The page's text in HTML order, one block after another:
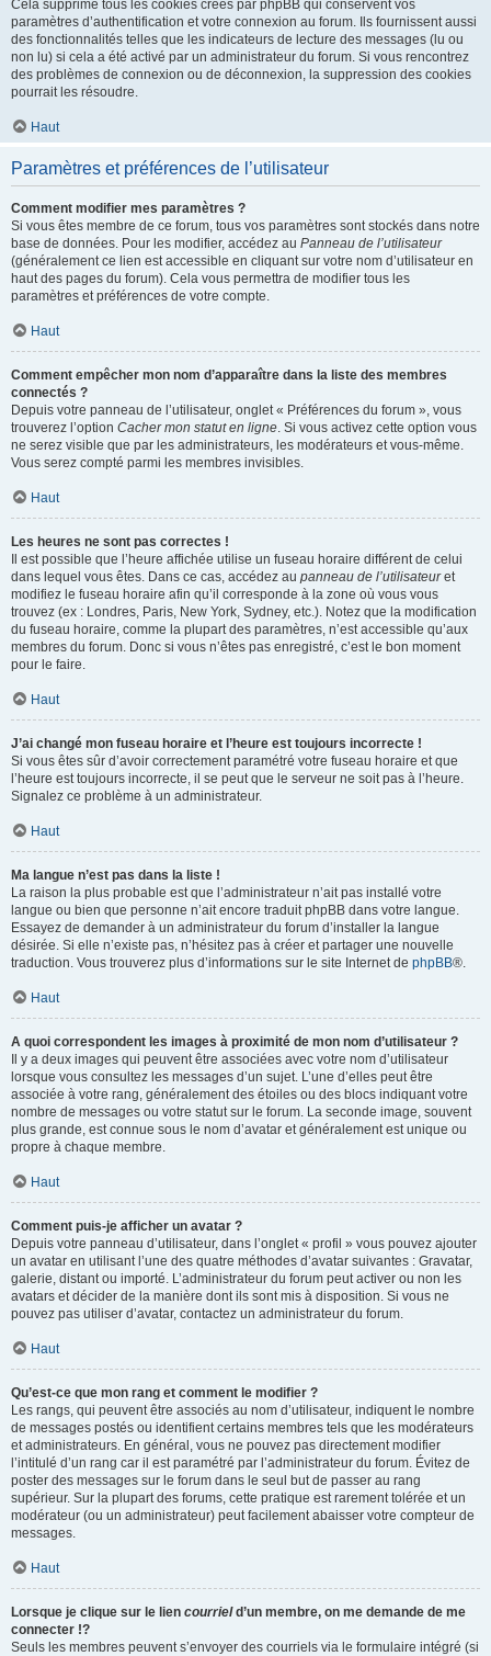
Cela supprime tous les cookies créés par phpBB qui conservent vos
paramètres d’authentification et votre connexion au forum. Ils fournissent aussi
des fonctionnalités telles que les indicateurs de lecture des messages (lu ou
non lu) si cela a été activé par un administrateur du forum. Si vous rencontrez
des problèmes de connexion ou de déconnexion, la suppression des cookies
pourrait les résoudre.
Haut
Paramètres et préférences de l’utilisateur
Comment modifier mes paramètres ?
Si vous êtes membre de ce forum, tous vos paramètres sont stockés dans notre
base de données. Pour les modifier, accédez au Panneau de l’utilisateur
(généralement ce lien est accessible en cliquant sur votre nom d’utilisateur en
haut des pages du forum). Cela vous permettra de modifier tous les
paramètres et préférences de votre compte.
Haut
Comment empêcher mon nom d’apparaître dans la liste des membres
connectés ?
Depuis votre panneau de l’utilisateur, onglet « Préférences du forum », vous
trouverez l’option Cacher mon statut en ligne. Si vous activez cette option vous
ne serez visible que par les administrateurs, les modérateurs et vous-même.
Vous serez compté parmi les membres invisibles.
Haut
Les heures ne sont pas correctes !
Il est possible que l’heure affichée utilise un fuseau horaire différent de celui
dans lequel vous êtes. Dans ce cas, accédez au panneau de l’utilisateuret
modifiez le fuseau horaire afin qu’il corresponde à la zone où vous vous
trouvez (ex : Londres, Paris, New York, Sydney, etc.). Notez que la modification
du fuseau horaire, comme la plupart des paramètres, n’est accessible qu’aux
membres du forum. Donc si vous n’êtes pas enregistré, c’est le bon moment
pour le faire.
Haut
J’ai changé mon fuseau horaire et l’heure est toujours incorrecte !
Si vous êtes sûr d’avoir correctement paramétré votre fuseau horaire et que
l’heure est toujours incorrecte, il se peut que le serveur ne soit pas à l’heure.
Signalez ce problème à un administrateur.
Haut
Ma langue n’est pas dans la liste !
La raison la plus probable est que l’administrateur n’ait pas installé votre
langue ou bien que personne n’ait encore traduit phpBB dans votre langue.
Essayez de demander à un administrateur du forum d’installer la langue
désirée. Si elle n’existe pas, n’hésitez pas à créer et partager une nouvelle
traduction. Vous trouverez plus d’informations sur le site Internet de phpBB®.
Haut
A quoi correspondent les images à proximité de mon nom d’utilisateur ?
Il y a deux images qui peuvent être associées avec votre nom d’utilisateur
lorsque vous consultez les messages d’un sujet. L’une d’elles peut être
associée à votre rang, généralement des étoiles ou des blocs indiquant votre
nombre de messages ou votre statut sur le forum. La seconde image, souvent
plus grande, est connue sous le nom d’avatar et généralement est unique ou
propre à chaque membre.
Haut
Comment puis-je afficher un avatar ?
Depuis votre panneau d’utilisateur, dans l’onglet « profil » vous pouvez ajouter
un avatar en utilisant l’une des quatre méthodes d’avatar suivantes : Gravatar,
galerie, distant ou importé. L’administrateur du forum peut activer ou non les
avatars et décider de la manière dont ils sont mis à disposition. Si vous ne
pouvez pas utiliser d’avatar, contactez un administrateur du forum.
Haut
Qu’est-ce que mon rang et comment le modifier ?
Les rangs, qui peuvent être associés au nom d’utilisateur, indiquent le nombre
de messages postés ou identifient certains membres tels que les modérateurs
et administrateurs. En général, vous ne pouvez pas directement modifier
l’intitulé d’un rang car il est paramétré par l’administrateur du forum. Évitez de
poster des messages sur le forum dans le seul but de passer au rang
supérieur. Sur la plupart des forums, cette pratique est rarement tolérée et un
modérateur (ou un administrateur) peut facilement abaisser votre compteur de
messages.
Haut
Lorsque je clique sur le lien courrield’un membre, on me demande de me
connecter !?
Seuls les membres peuvent s’envoyer des courriels via le formulaire intégré (si